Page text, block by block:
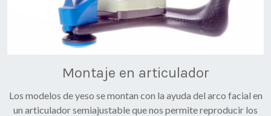
Montaje en articulador
Los modelos de yeso se montan con la ayuda del arco facial en
un articulador semiajustable que nos permite reproducir los